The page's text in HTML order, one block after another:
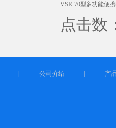
VSR-70型多功能便
点击数
| 公司介绍 | 产